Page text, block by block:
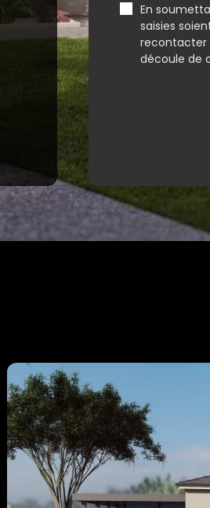
En
saisies
recontacter
découle de